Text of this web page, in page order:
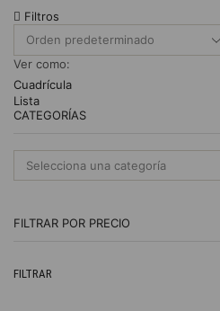
Filtros
Ver como:
Cuadrícula
Lista
CATEGORÍAS
FILTRAR POR PRECIO
FILTRAR